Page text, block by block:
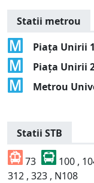
Statii metrou
Piața Unirii 1
Piața Unirii
Metrou
Statii STB
73
100 ,
312 , 323 , N108